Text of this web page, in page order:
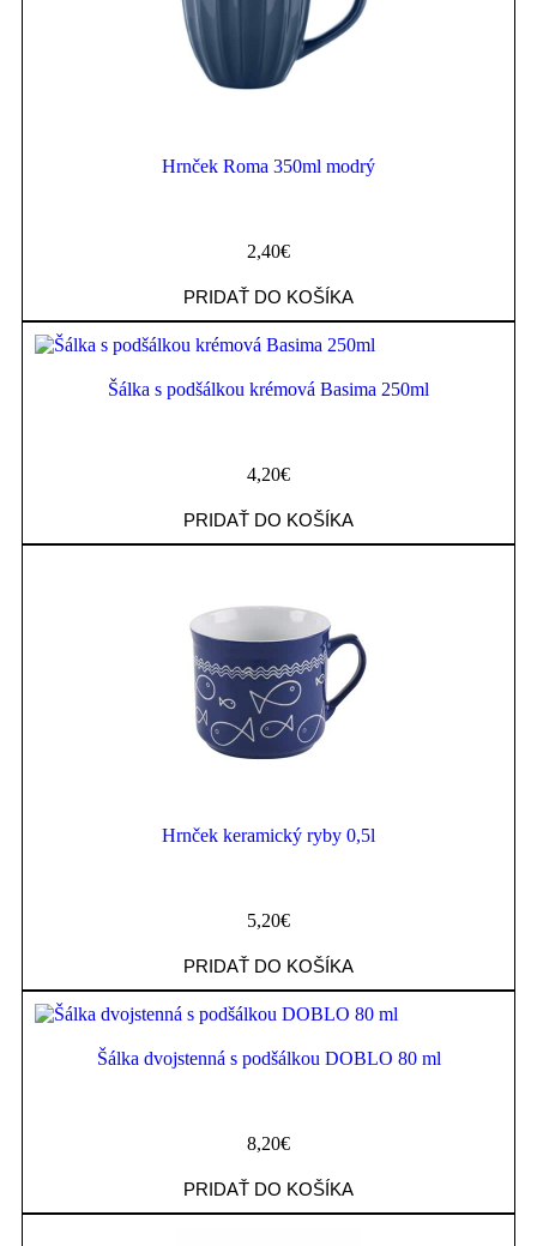
Hrnček Roma 350ml modrý
2,40€
PRIDAŤ DO KOŠÍKA
Šálka s podšálkou krémová Basima 250ml
4,20€
PRIDAŤ DO KOŠÍKA
Hrnček keramický ryby 0,5l
5,20€
PRIDAŤ DO KOŠÍKA
Šálka dvojstenná s podšálkou DOBLO 80 ml
8,20€
PRIDAŤ DO KOŠÍKA